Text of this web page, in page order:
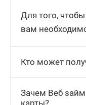
Для того,
вам
Кто может
Зачем Веб
карты?